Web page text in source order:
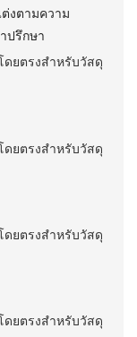
งตามความ
ปรึกษา